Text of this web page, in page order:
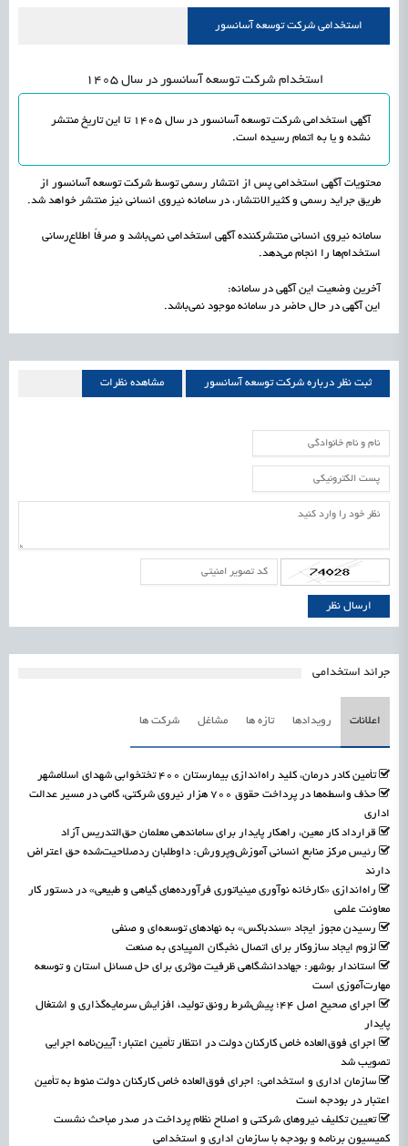
اشتغال و کارآفرینی رسیدن مجوز ایجاد «سندباکس» به نهادهای توسعه‌ای و صنفیاستخدامی شرکت توسعه آسانسور
استخدام شرکت توسعه آسانسور در سال 1405
آگهی استخدامی شرکت توسعه آسانسور در سال 1405 تا این تاریخ منتشر
نشده و یا به اتمام رسیده است.
محتویات آگهی استخدامی پس از انتشار رسمی توسط شرکت توسعه آسانسور از
طریق جراید رسمی و کثیرالانتشار، در سامانه نیروی انسانی نیز منتشر خواهد شد.
سامانه نیروی انسانی منتشرکننده آگهی استخدامی نمی‌باشد و صرفاً اطلاع‌رسانی
استخدام‌ها را انجام می‌دهد.
آخرین وضعیت این آگهی در سامانه:
این آگهی در حال حاضر در سامانه موجود نمی‌باشد.
ثبت نظر درباره شرکت توسعه آسانسور مشاهده نظراتشرکت توسعه آسانسور
جرائد استخدامی
اعلانات رویدادها تازه ها مشاغل شرکت ها
تأمین کادر درمان، کلید راه‌اندازی بیمارستان ۴۰۰ تختخوابی شهدای اسلامشهر
حذف واسطه‌ها در پرداخت حقوق ۷۰۰ هزار نیروی شرکتی، گامی در مسیر عدالت
اداری
قرارداد کار معین، راهکار پایدار برای ساماندهی معلمان حق‌التدریس آزاد
رئیس مرکز منابع انسانی آموزش‌وپرورش: داوطلبان ردصلاحیت‌شده حق اعتراض
دارند
راه‌اندازی «کارخانه نوآوری مینیاتوری فرآورده‌های گیاهی و طبیعی» در دستور کار
معاونت علمی
رسیدن مجوز ایجاد «سندباکس» به نهادهای توسعه‌ای و صنفی
لزوم ایجاد سازوکار برای اتصال نخبگان المپیادی به صنعت
استاندار بوشهر: جهاددانشگاهی ظرفیت مؤثری برای حل مسائل استان و توسعه
مهارت‌آموزی است
اجرای صحیح اصل ۴۴؛ پیش‌شرط رونق تولید، افزایش سرمایه‌گذاری و اشتغال
پایدار
اجرای فوق‌العاده خاص کارکنان دولت در انتظار تأمین اعتبار؛ آیین‌نامه اجرایی
تصویب شد
سازمان اداری و استخدامی: اجرای فوق‌العاده خاص کارکنان دولت منوط به تأمین
اعتبار در بودجه است
تعیین تکلیف نیروهای شرکتی و اصلاح نظام پرداخت در صدر مباحث نشست
کمیسیون برنامه و بودجه با سازمان اداری و استخدامی